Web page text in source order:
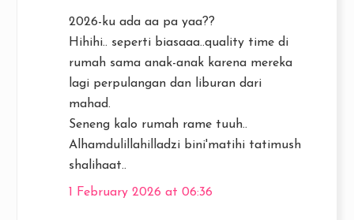
2026-ku ada aa pa yaa??
Hihihi.. seperti biasaaa..quality time di
rumah sama anak-anak karena mereka
lagi perpulangan dan liburan dari
mahad.
Seneng kalo rumah rame tuuh..
Alhamdulillahilladzi bini'matihi tatimush
shalihaat..
1 February 2026 at 06:36